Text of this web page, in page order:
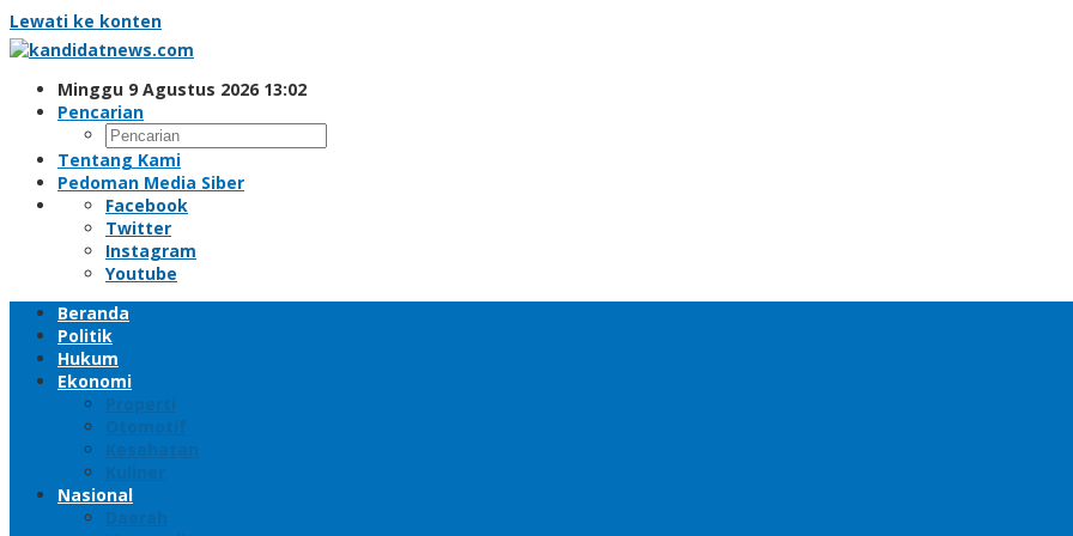
Lewati ke konten
Minggu 9 Agustus 2026 13:02
Pencarian
Tentang Kami
Pedoman Media Siber
Facebook
Twitter
Instagram
Youtube
Beranda
Politik
Hukum
Ekonomi
Properti
Otomotif
Kesehatan
Kuliner
Nasional
Daerah